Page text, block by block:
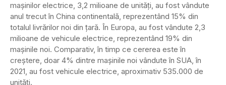
mașinilor electrice, 3,2 milioane de unități, au fost vândute
anul trecut în China continentală, reprezentând 15% din
totalul livrărilor noi din țară. În Europa, au fost vândute 2,3
milioane de vehicule electrice, reprezentând 19% din
mașinile noi. Comparativ, în timp ce cererea este în
creștere, doar 4% dintre mașinile noi vândute în SUA, în
2021, au fost vehicule electrice, aproximativ 535.000 de
unități.